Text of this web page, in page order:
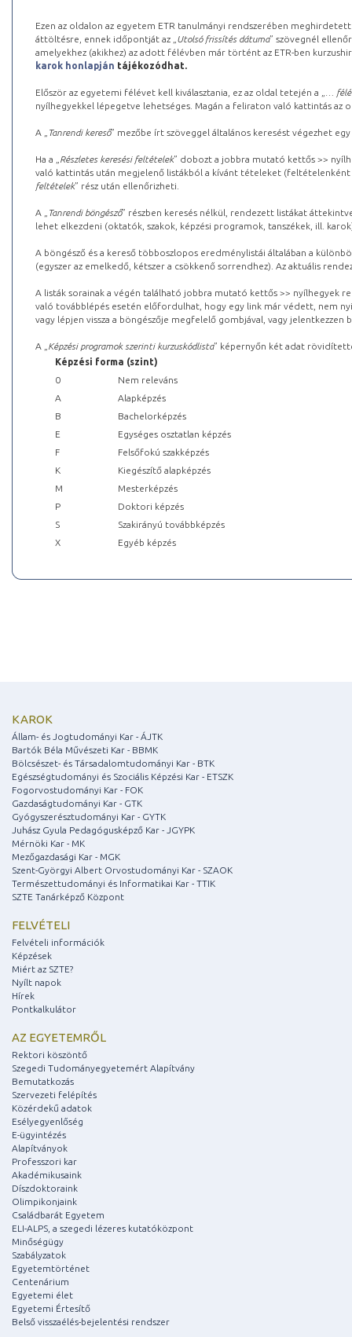
Ezen az oldalon az egyetem ETR tanulmányi rendszerében
áttöltésre, ennek időpontját az „ Utolsó frissítés dátuma” szövegnél
amelyekhez (akikhez) az adott félévben már történt az ETR-ben
karok honlapján tájékozódhat.
Először az egyetemi félévet kell kiválasztania, ez az oldal tetején a „
…
nyílhegyekkel lépegetve lehetséges. Magán a feliraton való kattintás az
A „ Tanrendi kereső” mezőbe írt szöveggel általános keresést végezhet
Ha a „ Részletes keresési feltételek” dobozt a jobbra mutató kettős >>
való kattintás után megjelenő listákból a kívánt tételeket (feltételenként
feltételek” rész után ellenőrizheti.
A „ Tanrendi böngésző” részben keresés nélkül, rendezett listákat
lehet elkezdeni (oktatók, szakok, képzési programok, tanszékek, ill.
A böngésző és a kereső többoszlopos eredménylistái általában a
(egyszer az emelkedő, kétszer a csökkenő sorrendhez). Az aktuális
A listák sorainak a végén található jobbra mutató kettős >> nyílhegyek
való továbblépés esetén előfordulhat, hogy egy link már védett, nem
vagy lépjen vissza a böngészője megfelelő gombjával, vagy
A „ Képzési programok szerinti kurzuskódlista” képernyőn két adat
Képzési forma (szint)
0
Nem releváns
A
Alapképzés
B
Bachelorképzés
E
Egységes osztatlan képzés
F
Felsőfokú szakképzés
K
Kiegészítő alapképzés
M
Mesterképzés
P
Doktori képzés
S
Szakirányú továbbképzés
X
Egyéb képzés
KAROK
Állam- és Jogtudományi Kar - ÁJTK
Bartók Béla Művészeti Kar - BBMK
Bölcsészet- és Társadalomtudományi Kar - BTK
Egészségtudományi és Szociális Képzési Kar - ETSZK
Fogorvostudományi Kar - FOK
Gazdaságtudományi Kar - GTK
Gyógyszerésztudományi Kar - GYTK
Juhász Gyula Pedagógusképző Kar - JGYPK
Mérnöki Kar - MK
Mezőgazdasági Kar - MGK
Szent-Györgyi Albert Orvostudományi Kar - SZAOK
Természettudományi és Informatikai Kar - TTIK
SZTE Tanárképző Központ
FELVÉTELI
Felvételi információk
Képzések
Miért az SZTE?
Nyílt napok
Hírek
Pontkalkulátor
AZ EGYETEMRŐL
Rektori köszöntő
Szegedi Tudományegyetemért Alapítvány
Bemutatkozás
Szervezeti felépítés
Közérdekű adatok
Esélyegyenlőség
E-ügyintézés
Alapítványok
Professzori kar
Akadémikusaink
Díszdoktoraink
Olimpikonjaink
Családbarát Egyetem
ELI-ALPS, a szegedi lézeres kutatóközpont
Minőségügy
Szabályzatok
Egyetemtörténet
Centenárium
Egyetemi élet
Egyetemi Értesítő
Belső visszaélés-bejelentési rendszer